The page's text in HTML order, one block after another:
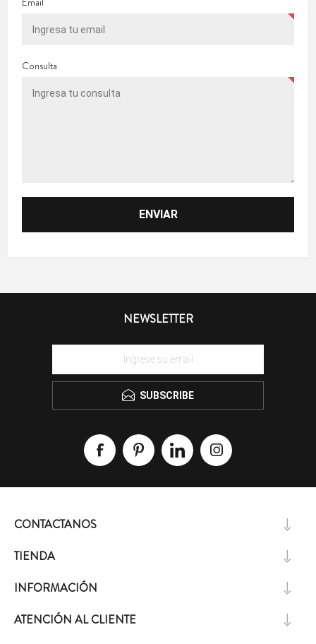
Consulta
NEWSLETTER
SUBSCRIBE
CONTACTANOS
TIENDA
INFORMACIÓN
ATENCIÓN AL CLIENTE